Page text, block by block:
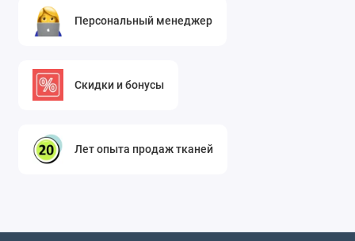
Персональный менеджер
Скидки и бонусы
Лет опыта продаж тканей